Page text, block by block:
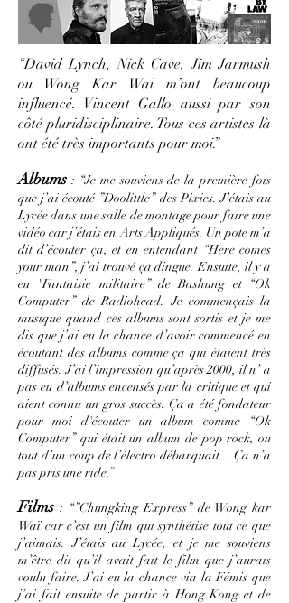
“David Lynch, Nick Cave, Jim Jarmush
ou Wong Kar Waï m’ont beaucoup
influencé. Vincent Gallo aussi par son
côté pluridisciplinaire. Tous ces artistes là
ont été très importants pour moi.”
Albums : “Je me souviens de la première fois
que j’ai écouté ”Doolittle” des Pixies. J’étais au
Lycée dans une salle de montage pour faire une
vidéo car j’étais en Arts Appliqués. Un pote m’a
dit d’écouter ça, et en entendant “Here comes
your man”, j’ai trouvé ça dingue. Ensuite, il y a
eu "Fantaisie militaire” de Bashung et “Ok
Computer” de Radiohead. Je commençais la
musique quand ces albums sont sortis et je me
dis que j’ai eu la chance d’avoir commencé en
écoutant des albums comme ça qui étaient très
diffusés. J’ai l’impression qu’après 2000, il n’ a
pas eu d’albums encensés par la critique et qui
aient connu un gros succès. Ça a été fondateur
pour moi d'écouter un album comme “Ok
Computer” qui était un album de pop rock, ou
tout d’un coup de l’électro débarquait... Ça n’a
pas pris une ride.”
Films : “”Chungking Express” de Wong kar
Waï car c’est un film qui synthétise tout ce que
j’aimais. J’étais au Lycée, et je me souviens
m’être dit qu’il avait fait le film que j’aurais
voulu faire. J’ai eu la chance via la Fémis que
j’ai fait ensuite de partir à Hong Kong et de